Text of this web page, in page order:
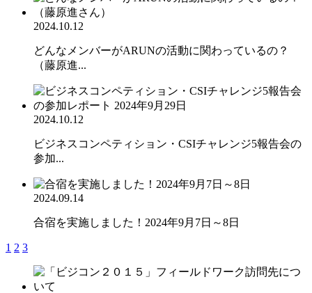
2024.10.12
どんなメンバーがARUNの活動に関わっているの？
（藤原進...
2024.10.12
ビジネスコンペティション・CSIチャレンジ5報告会の
参加...
2024.09.14
合宿を実施しました！2024年9月7日～8日
1 2 3